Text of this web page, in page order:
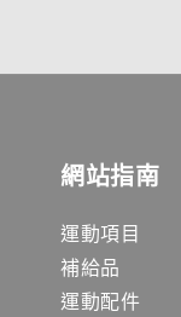
網站指南
運動項目
補給品
運動配件